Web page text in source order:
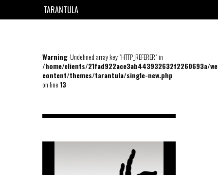
TARANTULA
Warning: Undefined array key "HTTP_REFERER" in
/home/clients/21fad922ace3ab443932632f2260693a/
content/themes/tarantula/single-new.php
on line13